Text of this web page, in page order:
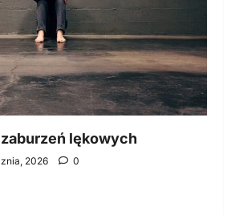
lękowych
2026 0